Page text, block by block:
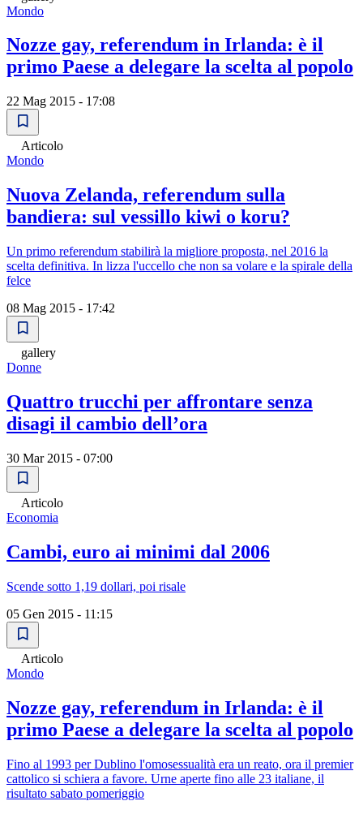
Mondo
Nozze gay, referendum in Irlanda: è il
primo Paese a delegare la scelta al popolo
22 Mag 2015 - 17:08
Articolo
Mondo
Nuova Zelanda, referendum sulla
bandiera: sul vessillo kiwi o koru?
Un primo referendum stabilirà la migliore proposta, nel 2016 la
scelta definitiva. In lizza l'uccello che non sa volare e la spirale della
felce
08 Mag 2015 - 17:42
gallery
Donne
Quattro trucchi per affrontare senza
disagi il cambio dell’ora
30 Mar 2015 - 07:00
Articolo
Economia
Cambi, euro ai minimi dal 2006
Scende sotto 1,19 dollari, poi risale
05 Gen 2015 - 11:15
Articolo
Mondo
Nozze gay, referendum in Irlanda: è il
primo Paese a delegare la scelta al popolo
Fino al 1993 per Dublino l'omosessualità era un reato, ora il premier
cattolico si schiera a favore. Urne aperte fino alle 23 italiane, il
risultato sabato pomeriggio